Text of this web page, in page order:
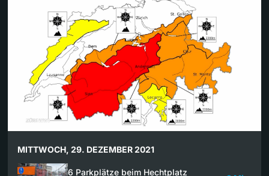
MITTWOCH, 29. DEZEMBER 2021
6 Parkplätze beim Hechtplatz